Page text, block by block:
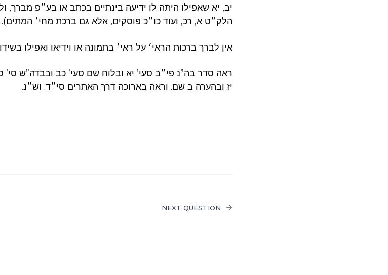
יב, יא שאפילו היתה לו ידיעה בינתיים בכתב או בע״פ מברך,
הלק״ט א, רכ, ועוד כו״כ פוסקים, אלא גם ברכת מחי׳ המתים).
אין לברך ברכות הראי׳ על ראי׳ בתמונה או וידיאו ואפילו
ראה סדר בה”נ פי״ב סעי’ יא ובלוח שם סעי’ כב ובבדה”ש סי’
יז ובהערה ב שם. וראה בארוכה דרך האתרים סי״ד. וש״נ.
NEXT QUESTION